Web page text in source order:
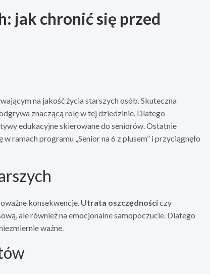
jak chronić się przed
na jakość życia starszych osób. Skuteczna
znaczącą rolę w tej dziedzinie. Dlatego
edukacyjne skierowane do seniorów. Ostatnie
ramach programu „Senior na 6 z plusem” i przyciągnęło
konsekwencje. Utrata oszczędnościczy
ale również na emocjonalne samopoczucie. Dlatego
ważne.